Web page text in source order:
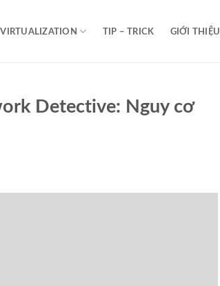
VIRTUALIZATION TIP – TRICK GIỚI THIỆU
Detective: Nguy cơ